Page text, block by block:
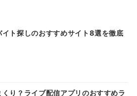
イト探しのおすすめサイト8選を徹底
くり？ライブ配信アプリのおすすめラ